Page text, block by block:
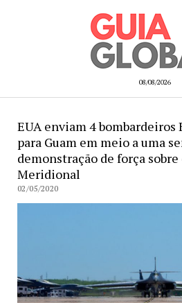
08/08/2026
EUA enviam 4 bombardeiros
para Guam em meio a uma
demonstração de força
Meridional
02/05/2020